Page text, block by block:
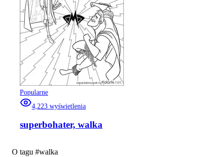
Popularne
4,223 wyświetlenia
superbohater, walka
O tagu #walka